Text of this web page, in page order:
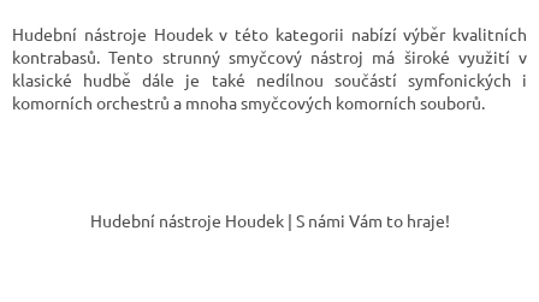
l
á
d
a
v
k
Hudební nástroje Houdek v této kategorii nabízí výběr kvalitních
kontrabasů. Tento strunný smyčcový nástroj má široké využití v
klasické hudbě dále je také nedílnou součástí symfonických i
komorních orchestrů a mnoha smyčcových komorních souborů.
Hudební nástroje Houdek | S námi Vám to hraje!